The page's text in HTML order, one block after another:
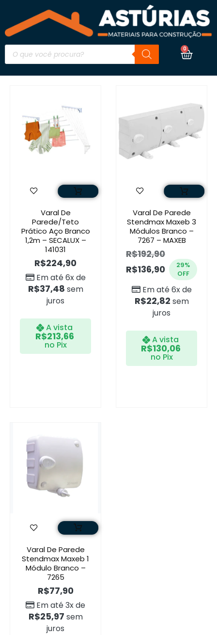
0
Varal De
Parede/Teto
Prático Aço Branco
1,2m – SECALUX –
141031
R$224,90
Em até 6x de
R$37,48 sem
juros
A vista
R$213,66
no Pix
Varal De Parede
Stendmax Maxeb 3
Módulos Branco –
7267 – MAXEB
R$192,90
R$136,90
29%
OFF
Em até 6x de
R$22,82 sem
juros
A vista
R$130,06
no Pix
Varal De Parede
Stendmax Maxeb 1
Módulo Branco –
7265
R$77,90
Em até 3x de
R$25,97 sem
juros